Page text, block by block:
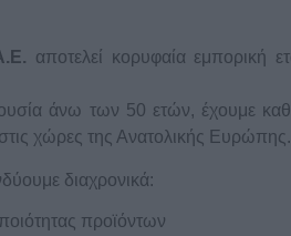
αποτελεί κορυφαία εμπορική
άνω των 50 ετών, έχουμε
χώρες της Ανατολικής Ευρώπης.
διαχρονικά:
προϊόντων